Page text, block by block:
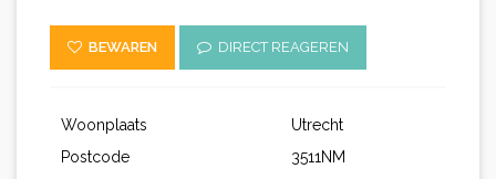
BEWAREN DIRECT REAGEREN
Woonplaats
Utrecht
Postcode
3511NM